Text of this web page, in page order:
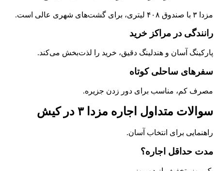
مزدا ۳ با صندوق ۴۰۸ لیتری، برای گشت‌های شهری عالی است.
رانندگی در مراکز خرید
پارکینگ آسان و هندلینگ دقیق، خرید را لذت‌بخش می‌کند.
سفرهای ساحلی کوتاه
مصرف کم، مناسب برای دور زدن جزیره.
سوالات متداول اجاره مزدا ۳ در کیش
راهنمایی برای انتخاب آسان.
مدت حداقل اجاره؟